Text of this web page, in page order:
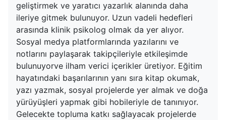
geliştirmek ve yaratıcı yazarlık alanında daha
ileriye gitmek bulunuyor. Uzun vadeli hedefleri
arasında klinik psikolog olmak da yer alıyor.
Sosyal medya platformlarında yazılarını ve
notlarını paylaşarak takipçileriyle etkileşimde
bulunuyorve ilham verici içerikler üretiyor. Eğitim
hayatındaki başarılarının yanı sıra kitap okumak,
yazı yazmak, sosyal projelerde yer almak ve doğa
yürüyüşleri yapmak gibi hobileriyle de tanınıyor.
Gelecekte topluma katkı sağlayacak projelerde